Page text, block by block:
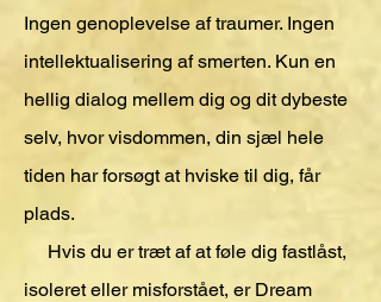
Ingen genoplevelse af traumer. Ingen
intellektualisering af smerten. Kun en
hellig dialog mellem dig og dit dybeste
selv, hvor visdommen, din sjæl hele
tiden har forsøgt at hviske til dig, får
plads.
Hvis du er træt af at føle dig fastlåst,
isoleret eller misforstået, er Dream